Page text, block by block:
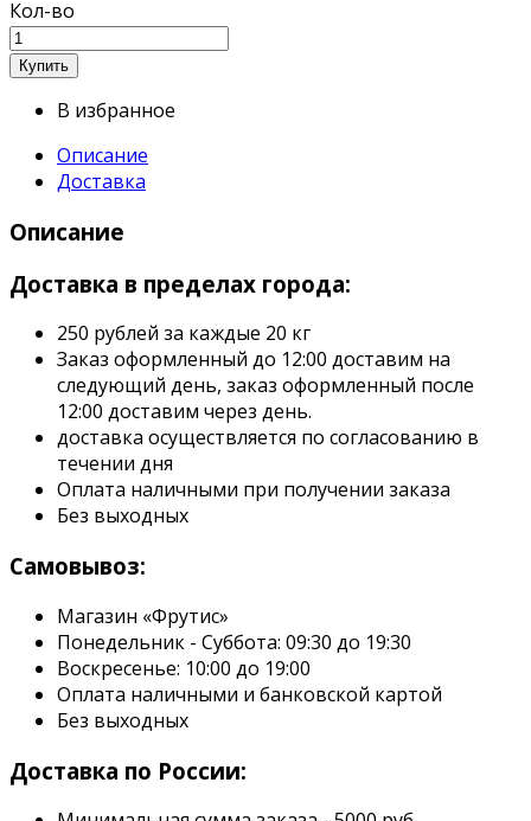
Кол-во
В избранное
Описание
Доставка
Описание
Доставка в пределах города:
250 рублей за каждые 20 кг
Заказ оформленный до 12:00 доставим на
следующий день, заказ оформленный после
12:00 доставим через день.
доставка осуществляется по согласованию в
течении дня
Оплата наличными при получении заказа
Без выходных
Самовывоз:
Магазин «Фрутис»
Понедельник - Суббота: 09:30 до 19:30
Воскресенье: 10:00 до 19:00
Оплата наличными и банковской картой
Без выходных
Доставка по России: